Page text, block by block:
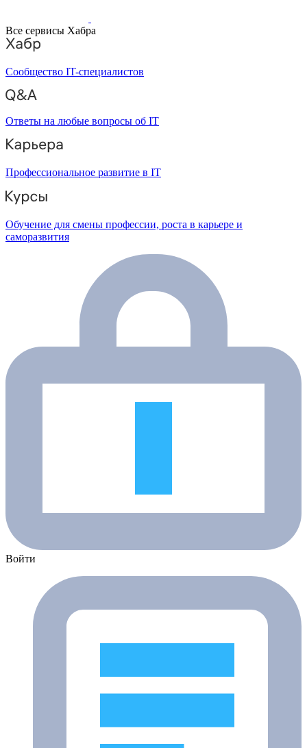
Все сервисы Хабра
Сообщество IT-специалистов
Ответы на любые вопросы об IT
Профессиональное развитие в IT
Обучение для смены профессии, роста в карьере и
саморазвития
Войти